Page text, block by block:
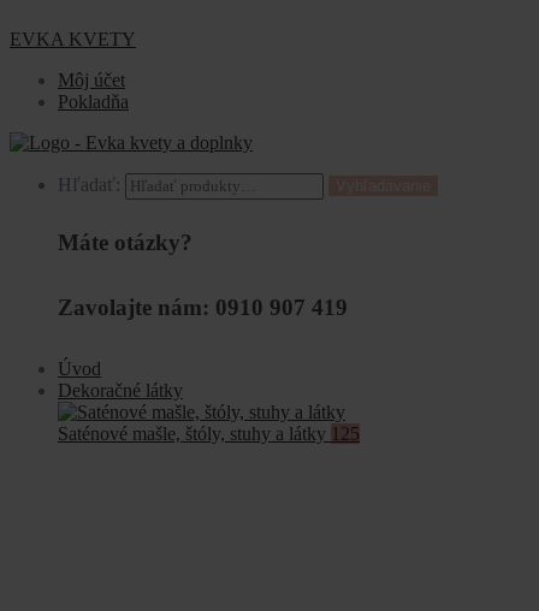
EVKA KVETY
Môj účet
Pokladňa
Hľadať:
Máte otázky?
Zavolajte nám: 0910 907 419
Úvod
Dekoračné látky
Saténové mašle, štóly, stuhy a látky 125